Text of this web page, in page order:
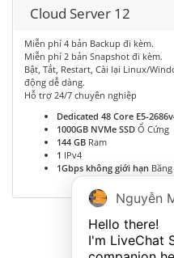
Cloud Server 12
Miễn phí 4 bản Backup đi kèm.
Miễn phí 2 bản Snapshot đi kèm.
Bật, Tắt, Restart, Cài lại Linux/
động dễ dàng.
Hỗ trợ 24/7 chuyên nghiệp
Dedicated 48 Core E5-
1000GB NVMe SSD Ổ Cứng
144 GB Ram
1 IPv4
1Gbps không giới hạn
Nguyễn
Hello there!
I'm LiveChat